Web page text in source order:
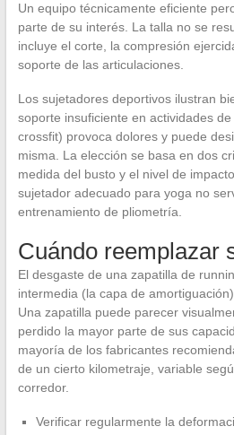
Un equipo técnicamente eficiente
parte de su interés. La talla no se
incluye el corte, la compresión
soporte de las articulaciones.
Los sujetadores deportivos ilustran
soporte insuficiente en actividades
crossfit) provoca dolores y puede
misma. La elección se basa en dos
medida del busto y el nivel de
sujetador adecuado para yoga no
entrenamiento de pliometría.
Cuándo reemplazar
El desgaste de una zapatilla de
intermedia (la capa de
Una zapatilla puede parecer
perdido la mayor parte de sus
mayoría de los fabricantes
de un cierto kilometraje, variable
corredor.
Verificar regularmente la